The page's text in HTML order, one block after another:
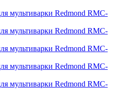
мультиварки Redmond RMC-
мультиварки Redmond RMC-
мультиварки Redmond RMC-
мультиварки Redmond RMC-
мультиварки Redmond RMC-